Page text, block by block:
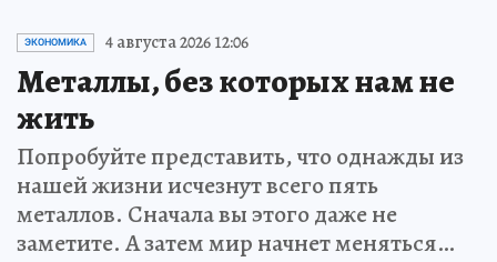
ЭКОНОМИКА 4 августа 2026 12:06
Металлы, без которых нам не
жить
Попробуйте представить, что однажды из
нашей жизни исчезнут всего пять
металлов. Сначала вы этого даже не
заметите. А затем мир начнет меняться…